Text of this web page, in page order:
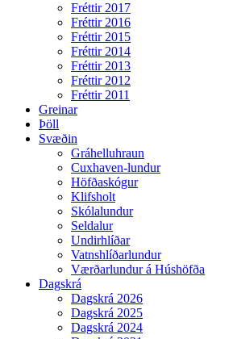
Fréttir 2017
Fréttir 2016
Fréttir 2015
Fréttir 2014
Fréttir 2013
Fréttir 2012
Fréttir 2011
Greinar
Þöll
Svæðin
Gráhelluhraun
Cuxhaven-lundur
Höfðaskógur
Klifsholt
Skólalundur
Seldalur
Undirhlíðar
Vatnshlíðarlundur
Værðarlundur á Húshöfða
Dagskrá
Dagskrá 2026
Dagskrá 2025
Dagskrá 2024